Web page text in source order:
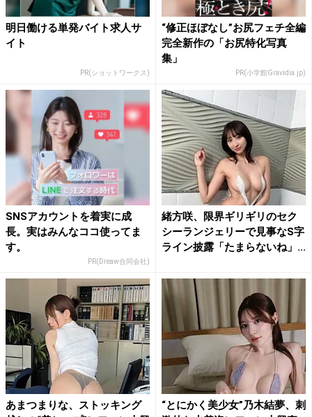
明日働ける単発バイト求人サ
イト
PR(ショットワークス)
“修正ほぼなし”お尻フェチ全編
完全新作の「お尻特化写真
集」
PR(小学館Gravidia.jp)
SNSアカウントを着実に成
長。実はみんなココ使ってま
す。
PR(Dreaw合同会社)
緒方咲、限界ギリギリのセク
シーランジェリーで見事なS字
ライン披露「たまらないね」...
あまつまりな、ストッキング
“とにかく美少女”乃木結夢、刺